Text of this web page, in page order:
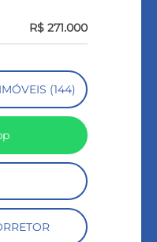
R$ 271.000
(144)